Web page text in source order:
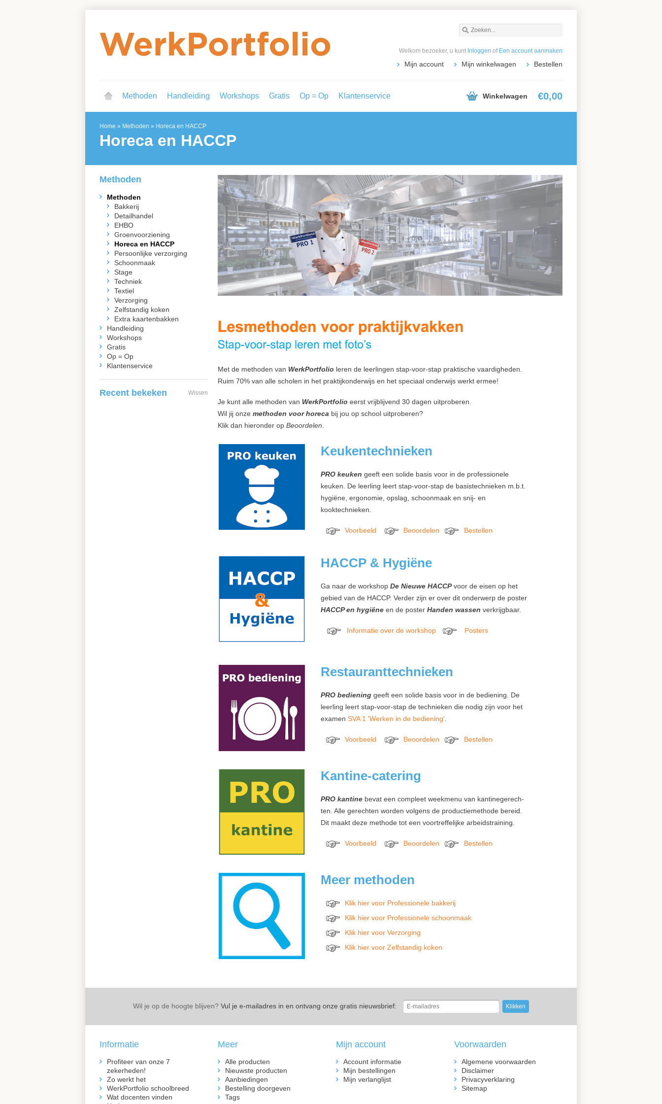
Welkom bezoeker, u kunt Inloggen of Een account aanmaken
Mijn account Mijn winkelwagen Bestellen
Methoden Handleiding Workshops Gratis Op = Op Klantenservice Winkelwagen €0,00
Home » Methoden » Horeca en HACCP
Horeca en HACCP
Met de methoden van WerkPortfolio leren de leerlingen stap-voor-stap praktische vaardigheden.
Ruim 70% van alle scholen in het praktijkonderwijs en het speciaal onderwijs werkt ermee!
Je kunt alle methoden van WerkPortfolio eerst vrijblijvend 30 dagen uitproberen.
Wil jij onze methoden voor horeca bij jou op school uitproberen?
Klik dan hieronder op Beoordelen
Keukentechnieken
PRO keuken geeft een solide basis voor in de professionele
keuken. De leerling leert stap-voor-stap de basistechnieken m.b.t.
hygiëne, ergonomie, opslag, schoon­maak­ en snij- en
kooktechnieken.
Voorbeeld Beoordelen
Bestellen
HACCP & Hygiëne
Ga naar de workshop De Nieuwe HACCPvoor de eisen op het
gebied van de HACCP. Verder zijn er over dit onderwerp de poster
HACCP en hygiëne en de poster Handen wassen verkrijgbaar.
Informatie over de workshop Posters
Restauranttechnieken
PRO bediening geeft een solide basis voor in de bediening. De
leerling leert stap-voor-stap de technieken die nodig zijn voor het
examen SVA 1 'Werken in de bediening'
Voorbeeld Beoordelen
Bestellen
Kantine-catering
PRO kantine bevat een compleet weekmenu van kantinegerech­
ten. Alle gerechten worden volgens de productiemethode bereid.
Dit maakt deze methode tot een voortreffelijke arbeidstraining.
Voorbeeld Beoordelen
Bestellen
Meer methoden
Klik hier voor Professionele bakkerij
Klik hier voor Professionele schoonmaak
Klik hier voor Verzorging
Klik hier voor Zelfstandig koken
Methoden
Methoden
Bakkerij
Detailhandel
EHBO
Groenvoorziening
Horeca en HACCP
Persoonlijke verzorging
Schoonmaak
Stage
Techniek
Textiel
Verzorging
Zelfstandig koken
Extra kaartenbakken
Handleiding
Workshops
Gratis
Op = Op
Klantenservice
Recent bekeken Wissen
Wil je op de hoogte blijven? Vul je e-mailadres in en ontvang onze gratis nieuwsbrief: Klikken
Informatie
Profiteer van onze 7
zekerheden!
Zo werkt het
WerkPortfolio schoolbreed
Wat docenten vinden
Meer
Alle producten
Nieuwste producten
Aanbiedingen
Bestelling doorgeven
Tags
Mijn account
Account informatie
Mijn bestellingen
Mijn verlanglijst
Voorwaarden
Algemene voorwaarden
Disclaimer
Privacyverklaring
Sitemap